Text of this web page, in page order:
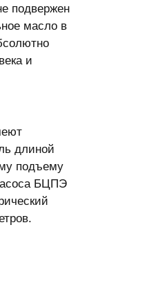
подвержен
масло в
и
длиной
подъему
БЦПЭ